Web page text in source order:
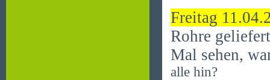
Freitag
Rohre
Mal sehen,
alle hin?